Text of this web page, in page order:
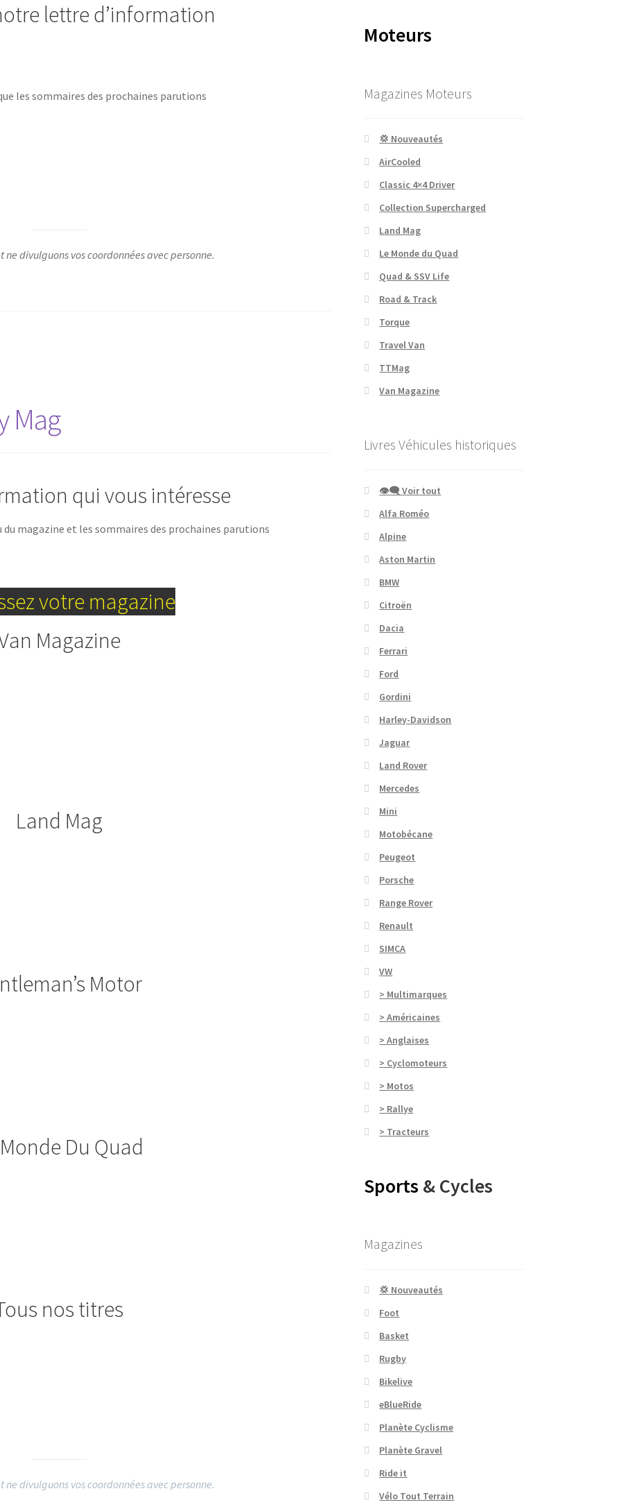
lettre d’information
les sommaires des prochaines parutions
ne divulguons vos coordonnées avec personne.
Mag
qui vous intéresse
du magazine et les sommaires des prochaines parutions
votre magazine
Magazine
Land Mag
Motor
Du Quad
nos titres
ne divulguons vos coordonnées avec personne.
Moteurs
Magazines Moteurs
💢 Nouveautés
AirCooled
Classic 4×4 Driver
Collection Supercharged
Land Mag
Le Monde du Quad
Quad & SSV Life
Road & Track
Torque
Travel Van
TTMag
Van Magazine
Livres Véhicules historiques
👁‍🗨 Voir tout
Alfa Roméo
Alpine
Aston Martin
BMW
Citroën
Dacia
Ferrari
Ford
Gordini
Harley-Davidson
Jaguar
Land Rover
Mercedes
Mini
Motobécane
Peugeot
Porsche
Range Rover
Renault
SIMCA
VW
> Multimarques
> Américaines
> Anglaises
> Cyclomoteurs
> Motos
> Rallye
> Tracteurs
Sports & Cycles
Magazines
💢 Nouveautés
Foot
Basket
Rugby
Bikelive
eBlueRide
Planète Cyclisme
Planète Gravel
Ride it
Vélo Tout Terrain